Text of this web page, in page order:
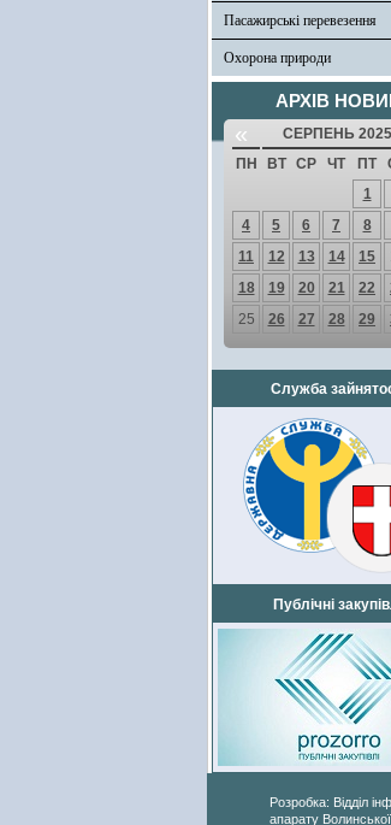
Пасажирські перевезення
Охорона природи
АРХІВ
« СЕРПЕНЬ 2025
ПН ВТ СР ЧТ ПТ
1
4
5 6 7 8
11
12 13 14 15
18
19 20 21 22
25
26 27 28 29
Служба
Публічні
Розробка: Відділ
апарату